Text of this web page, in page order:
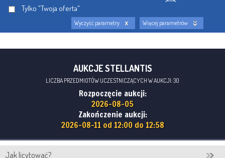
Tylko "Twoja oferta"
Wyczyść parametry Więcej parametrów
AUKCJE STELLANTIS
LICZBA PRZEDMIOTÓW UCZESTNICZĄCYCH W AUKCJI: 30
Rozpoczęcie aukcji:
2026-08-05
Zakończenie aukcji:
2026-08-11 od 12:00 do 12:58
Jak licytować?